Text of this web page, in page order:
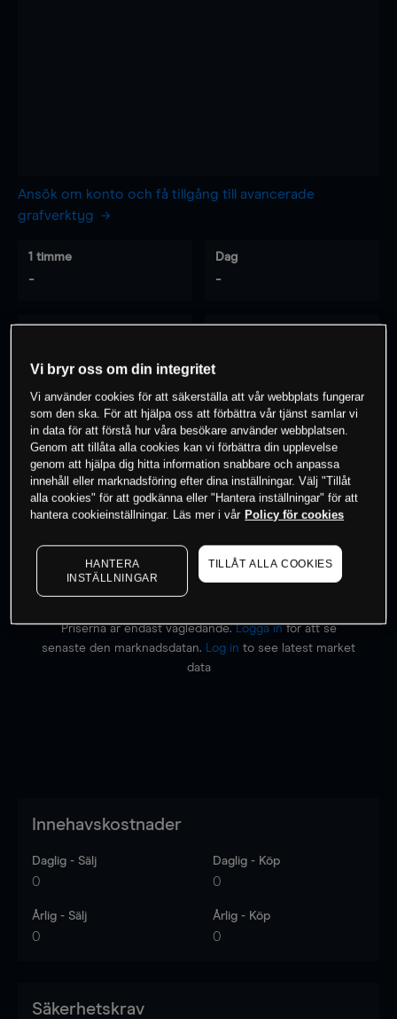
Ansök om konto och få tillgång till avancerade
grafverktyg
1 timme
-
Dag
-
0% av kunderna har en position i detta
instrument
Börja handla
Priserna är endast vägledande.Logga inför att se
senaste den marknadsdatan.
Log in to see latest market
data
Innehavskostnader
Daglig - Sälj
0
Daglig - Köp
0
Årlig - Sälj
0
Årlig - Köp
0
Säkerhetskrav
Vi bryr oss om din integritet
Vi använder cookies för att säkerställa att vår webbplats fungerar
som den ska. För att hjälpa oss att förbättra vår tjänst samlar vi
in data för att förstå hur våra besökare använder webbplatsen.
Genom att tillåta alla cookies kan vi förbättra din upplevelse
genom att hjälpa dig hitta information snabbare och anpassa
innehåll eller marknadsföring efter dina inställningar. Välj "Tillåt
alla cookies" för att godkänna eller "Hantera inställningar" för att
hantera cookieinställningar. Läs mer i vår Policy för cookies
HANTERA
INSTÄLLNINGAR
TILLÅT ALLA COOKIES